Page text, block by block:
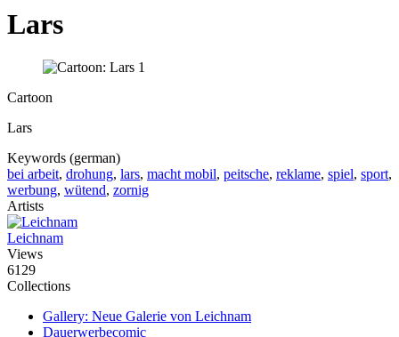
Lars
Cartoon
Lars
Keywords (german)
bei arbeit, drohung, lars, macht mobil, peitsche, reklame, spiel, sport,
werbung, wütend, zornig
Artists
Leichnam
Views
6129
Collections
Gallery: Neue Galerie von Leichnam
Dauerwerbecomic